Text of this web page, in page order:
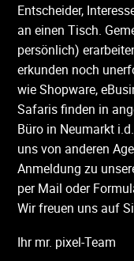
Entscheider,
an einen Tisch.
persönlich)
erkunden noch
wie Shopware,
Safaris finden in
Büro in Neumarkt
uns von anderen
Anmeldung zu
per Mail oder
Wir freuen uns auf
Ihr mr. pixel-Team